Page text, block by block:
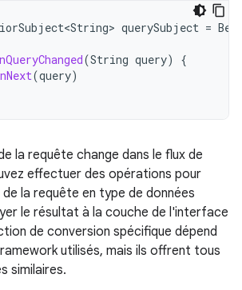
querySubject =
(String query)
{
(query)
la requête change dans le flux de
effectuer des opérations pour
la requête en type de données
le résultat à la couche de l'interface
de conversion spécifique dépend
utilisés, mais ils offrent tous
similaires.